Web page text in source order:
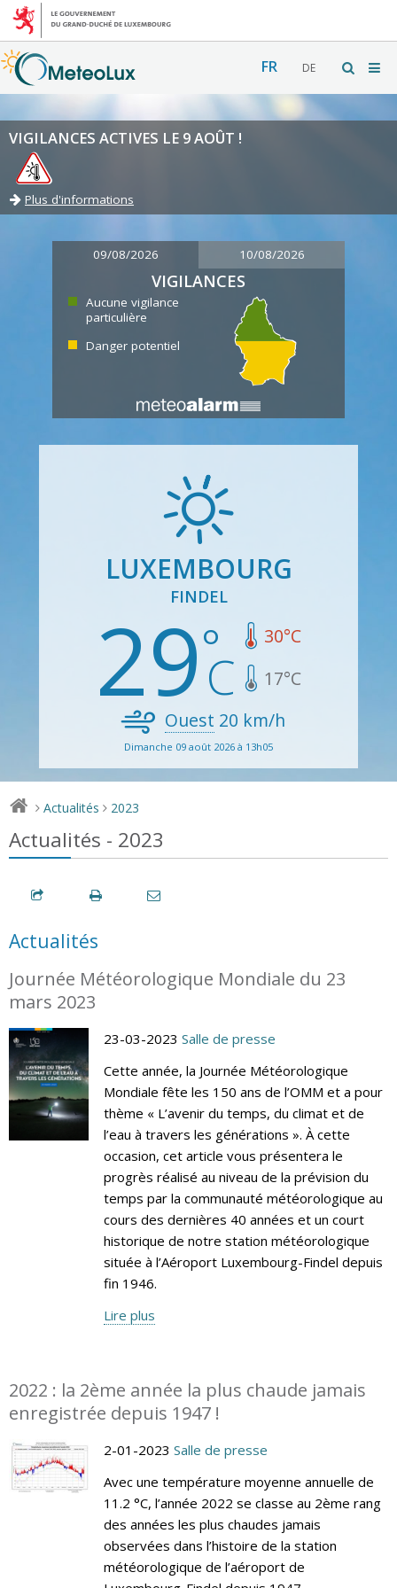
FR DE
VIGILANCES ACTIVES LE 9 AOÛT !
Plus d'informations
09/08/2026 10/08/2026
VIGILANCES
Aucune vigilance
particulière
Danger potentiel
LUXEMBOURG
FINDEL
29 30°C
17°C
Ouest 20 km/h
Dimanche 09 août 2026 à 13h05
> Actualités > 2023
Actualités - 2023
Actualités
Journée Météorologique Mondiale du 23
mars 2023
23-03-2023 Salle de presse
Cette année, la Journée Météorologique
Mondiale fête les 150 ans de l’OMM et a pour
thème « L’avenir du temps, du climat et de
l’eau à travers les générations ». À cette
occasion, cet article vous présentera le
progrès réalisé au niveau de la prévision du
temps par la communauté météorologique au
cours des dernières 40 années et un court
historique de notre station météorologique
située à l’Aéroport Luxembourg-Findel depuis
fin 1946.
Lire plus
2022 : la 2ème année la plus chaude jamais
enregistrée depuis 1947 !
2-01-2023 Salle de presse
Avec une température moyenne annuelle de
11.2 °C, l’année 2022 se classe au 2ème rang
des années les plus chaudes jamais
observées dans l’histoire de la station
météorologique de l’aéroport de